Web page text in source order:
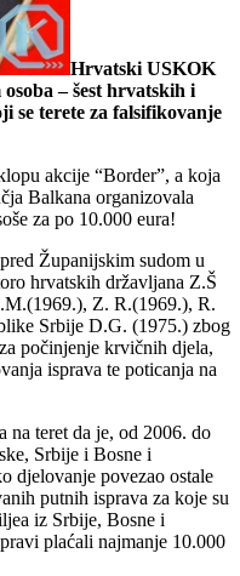
Hrvatski USKOK
– šest hrvatskih i
se terete za falsifikovanje
akcije “Border”, a koja
Balkana organizovala
za po 10.000 eura!
Županijskim sudom u
hrvatskih državljana Z.Š
Z. R.(1969.), R.
Srbije D.G. (1975.) zbog
počinjenje krvičnih djela,
isprava te poticanja na
teret da je, od 2006. do
Srbije i Bosne i
djelovanje povezao ostale
putnih isprava za koje su
iz Srbije, Bosne i
plaćali najmanje 10.000